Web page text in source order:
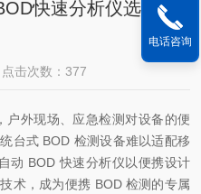
快速分析仪选购指
点击次数：377
户外现场、应急检测对设备的便
台式 BOD 检测设备难以适配移
动 BOD 快速分析仪以便携设计
术，成为便携 BOD 检测的专属
电话咨询